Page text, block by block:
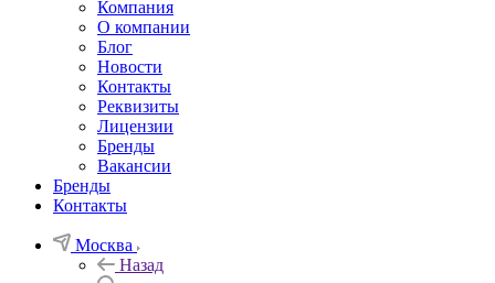
Компания
О компании
Блог
Новости
Контакты
Реквизиты
Лицензии
Бренды
Вакансии
Бренды
Контакты
Москва
Назад